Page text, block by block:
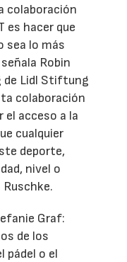
colaboración
es hacer que
sea lo más
Robin
de Lidl Stiftung
colaboración
acceso a la
cualquier
deporte,
nivel o
Ruschke.
Graf:
de los
pádel o el